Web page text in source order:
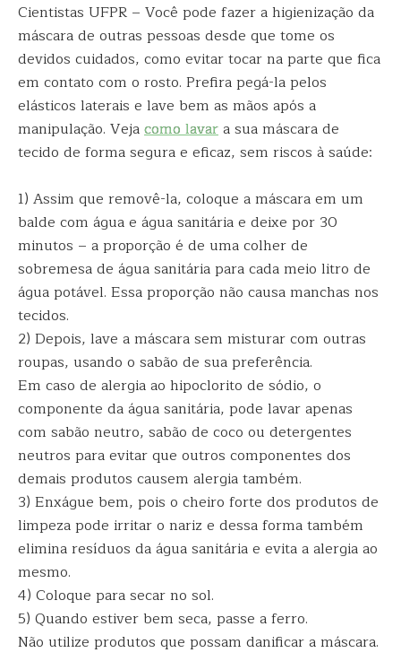
Cientistas UFPR – Você pode fazer a higienização da
máscara de outras pessoas desde que tome os
devidos cuidados, como evitar tocar na parte que fica
em contato com o rosto. Prefira pegá-la pelos
elásticos laterais e lave bem as mãos após a
manipulação. Vejacomo lavara sua máscara de
tecido de forma segura e eficaz, sem riscos à saúde:
1) Assim que removê-la, coloque a máscara em um
balde com água e água sanitária e deixe por 30
minutos – a proporção é de uma colher de
sobremesa de água sanitária para cada meio litro de
água potável. Essa proporção não causa manchas nos
tecidos.
2) Depois, lave a máscara sem misturar com outras
roupas, usando o sabão de sua preferência.
Em caso de alergia ao hipoclorito de sódio, o
componente da água sanitária, pode lavar apenas
com sabão neutro, sabão de coco ou detergentes
neutros para evitar que outros componentes dos
demais produtos causem alergia também.
3) Enxágue bem, pois o cheiro forte dos produtos de
limpeza pode irritar o nariz e dessa forma também
elimina resíduos da água sanitária e evita a alergia ao
mesmo.
4) Coloque para secar no sol.
5) Quando estiver bem seca, passe a ferro.
Não utilize produtos que possam danificar a máscara.